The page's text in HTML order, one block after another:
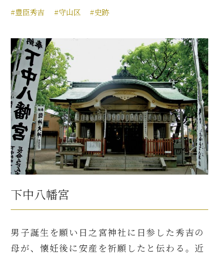
#豊臣秀吉 #守山区 #史跡
下中八幡宮
男子誕生を願い日之宮神社に日参した秀吉の
母が、懐妊後に安産を祈願したと伝わる。近